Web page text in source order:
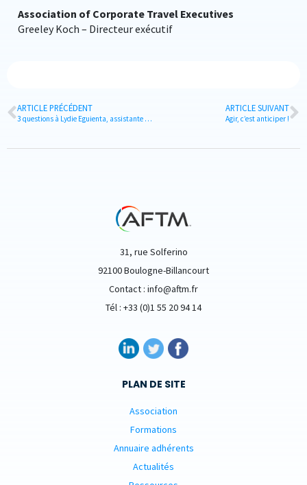
Association of Corporate Travel Executives
Greeley Koch – Directeur exécutif
ARTICLE PRÉCÉDENT
3 questions à Lydie Eguienta, assistante de direction chez Lacoste
ARTICLE SUIVANT
Agir, c’est anticiper !
31, rue Solferino
92100 Boulogne-Billancourt
Contact : info@aftm.fr
Tél : +33 (0)1 55 20 94 14
PLAN DE SITE
Association
Formations
Annuaire adhérents
Actualités